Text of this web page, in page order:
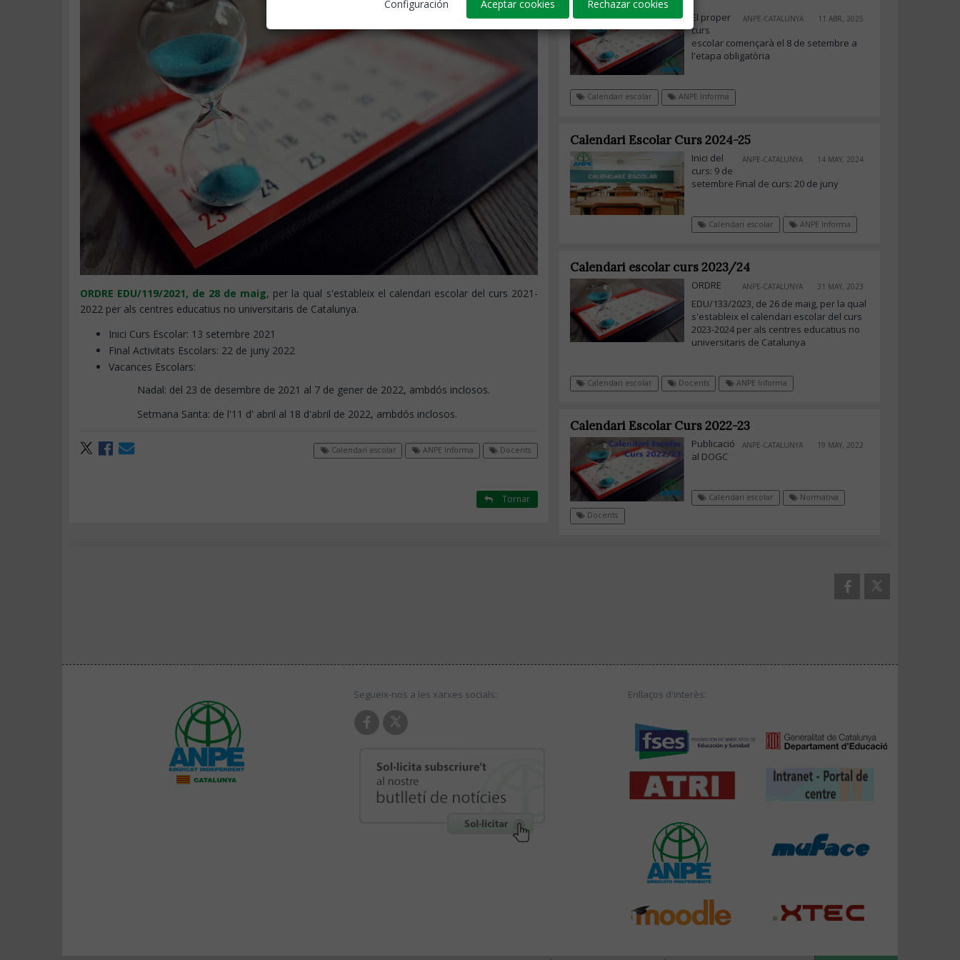
ORDRE EDU/119/2021, de 28 de maig, per la qual s'estableix el calendari escolar del curs 2021-
2022 per als centres educatius no universitaris de Catalunya.
Inici Curs Escolar: 13 setembre 2021
Final Activitats Escolars: 22 de juny 2022
Vacances Escolars:
Nadal: del 23 de desembre de 2021 al 7 de gener de 2022, ambdós inclosos.
Setmana Santa: de l'11 d' abril al 18 d'abril de 2022, ambdós inclosos.
Calendari escolar ANPE Informa Docents
Tornar
ANPE-CATALUNYA 11 ABR, 2025
El proper
curs
escolar començarà el 8 de setembre a
l'etapa obligatòria
Calendari escolar ANPE Informa
Calendari Escolar Curs 2024-25
ANPE-CATALUNYA 14 MAY, 2024
Inici del
curs: 9 de
setembre Final de curs: 20 de juny
Calendari escolar ANPE Informa
Calendari escolar curs 2023/24
ANPE-CATALUNYA 31 MAY, 2023
ORDRE
EDU/133/2023, de 26 de maig, per la qual
s'estableix el calendari escolar del curs
2023-2024 per als centres educatius no
universitaris de Catalunya
Calendari escolar Docents ANPE Informa
Calendari Escolar Curs 2022-23
ANPE-CATALUNYA 19 MAY, 2022
Publicació
al DOGC
Calendari escolar
Normativa
Docents
Segueix-nos a les xarxes socials: Enllaços d'interès:
Configuración Aceptar cookies Rechazar cookies